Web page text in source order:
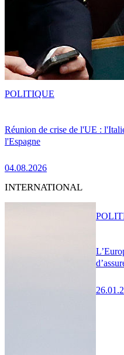
Réunion de crise de l'UE :
l'Espagne
04.08.2026
POLITIQUE
INTERNATIONAL